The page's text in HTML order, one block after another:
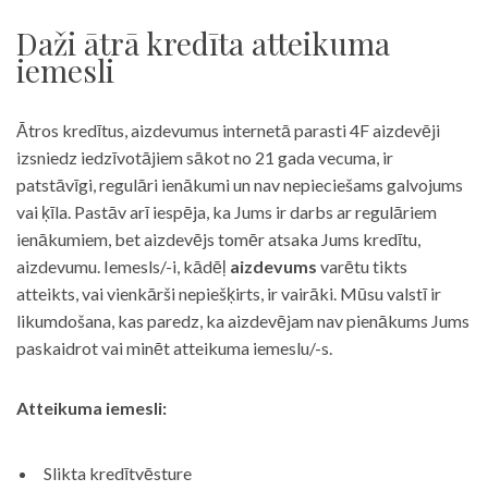
Daži ātrā kredīta atteikuma
iemesli
Ātros kredītus, aizdevumus internetā parasti 4F aizdevēji
izsniedz iedzīvotājiem sākot no 21 gada vecuma, ir
patstāvīgi, regulāri ienākumi un nav nepieciešams galvojums
vai ķīla. Pastāv arī iespēja, ka Jums ir darbs ar regulāriem
ienākumiem, bet aizdevējs tomēr atsaka Jums kredītu,
aizdevumu. Iemesls/-i, kādēļ aizdevums varētu tikts
atteikts, vai vienkārši nepiešķirts, ir vairāki. Mūsu valstī ir
likumdošana, kas paredz, ka aizdevējam nav pienākums Jums
paskaidrot vai minēt atteikuma iemeslu/-s.
Atteikuma iemesli:
Slikta kredītvēsture